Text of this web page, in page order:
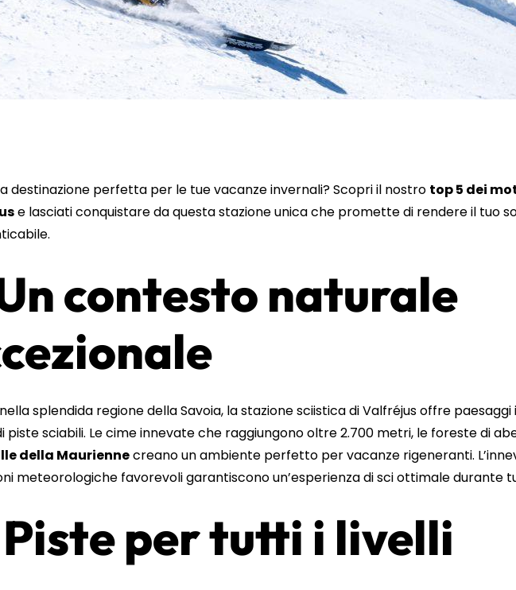
destinazione perfetta per le tue vacanze invernali? Scopri il nostro top 5 dei
e lasciati conquistare da questa stazione unica che promette di rendere il tuo
contesto naturale
splendida regione della Savoia, la stazione sciistica di Valfréjus offre
piste sciabili. Le cime innevate che raggiungono oltre 2.700 metri, le foreste di
della Mauriennecreano un ambiente perfetto per vacanze rigeneranti.
meteorologiche favorevoli garantiscono un’esperienza di sci ottimale durante
per tutti i livelli